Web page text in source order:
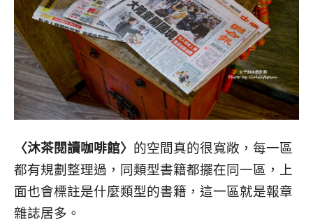
〈沐茶閱讀咖啡館〉 的空間真的很寬敞，每一區
都有規劃整理過，同類型書籍都擺在同一區，上
面也會標註是什麼類型的書籍，這一區就是報章
雜誌居多。